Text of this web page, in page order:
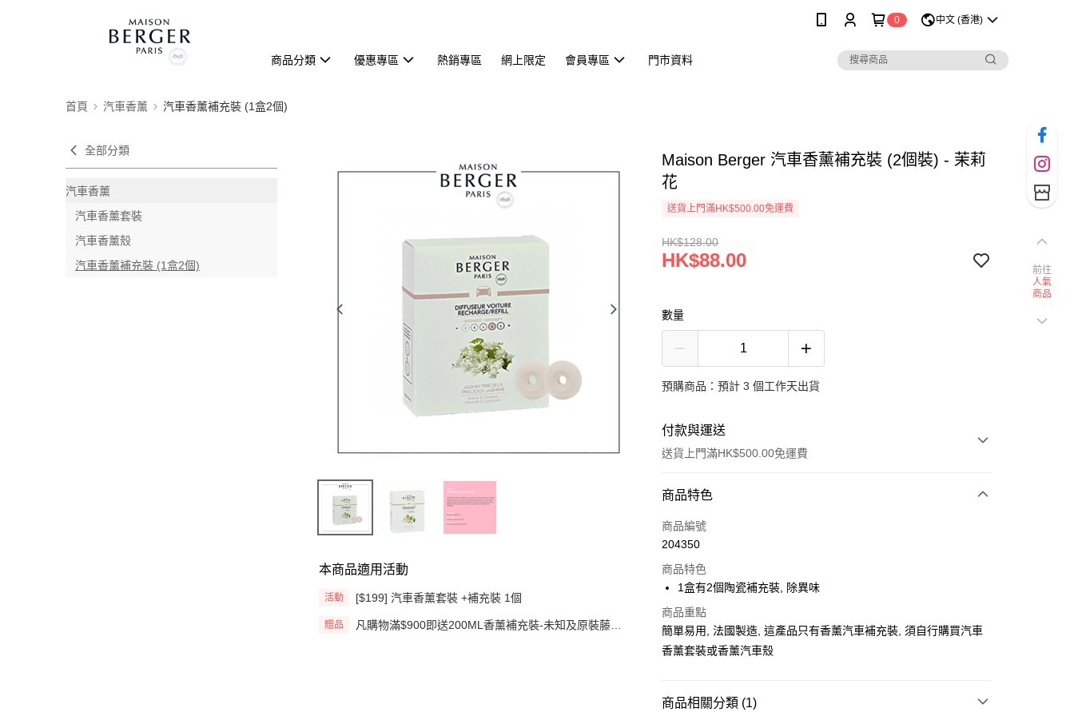
0 中文 (香港)
商品分類 優惠專區 熱銷專區 網上限定 會員專區 門市資料
首頁 汽車香薰 汽車香薰補充裝 (1盒2個)
全部分類
汽車香薰
汽車香薰套裝
汽車香薰殼
汽車香薰補充裝 (1盒2個)
本商品適用活動
活動 [$199] 汽車香薰套裝 +補充裝 1個
贈品
凡購物滿$900即送200ML香薰補充裝-未知及原裝藤枝
Maison Berger 汽車香薰補充裝 (2個裝) - 茉莉
花
送貨上門滿HK$500.00免運費
HK$128.00
HK$88.00
數量
預購商品：預計 3 個工作天出貨
付款與運送
送貨上門滿HK$500.00免運費
付款方式
信用卡
WeChat Pay
送貨方式
每筆HK$30.00，滿HK$500.00或以上免運費
商品特色
商品編號
204350
商品特色
1盒有2個陶瓷補充裝, 除異味
商品重點
簡單易用, 法國製造, 這產品只有香薰汽車補充裝, 須自行購買汽車
香薰套裝或香薰汽車殼
商品相關分類 (1)
前往
人氣
商品